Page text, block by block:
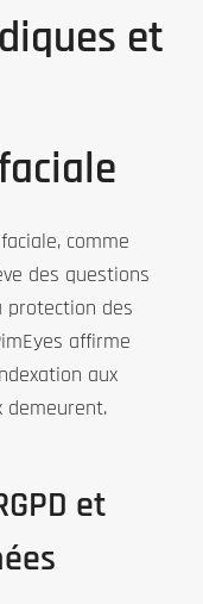
et
comme
des questions
des
affirme
aux
demeurent.
et